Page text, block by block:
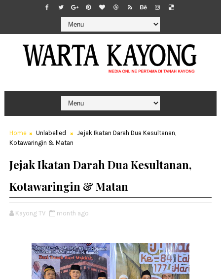
Home Unlabelled
Jejak Ikatan Darah Dua Kesultanan,
Kotawaringin & Matan
Jejak Ikatan Darah Dua Kesultanan,
Kotawaringin & Matan
Kayong TV month ago